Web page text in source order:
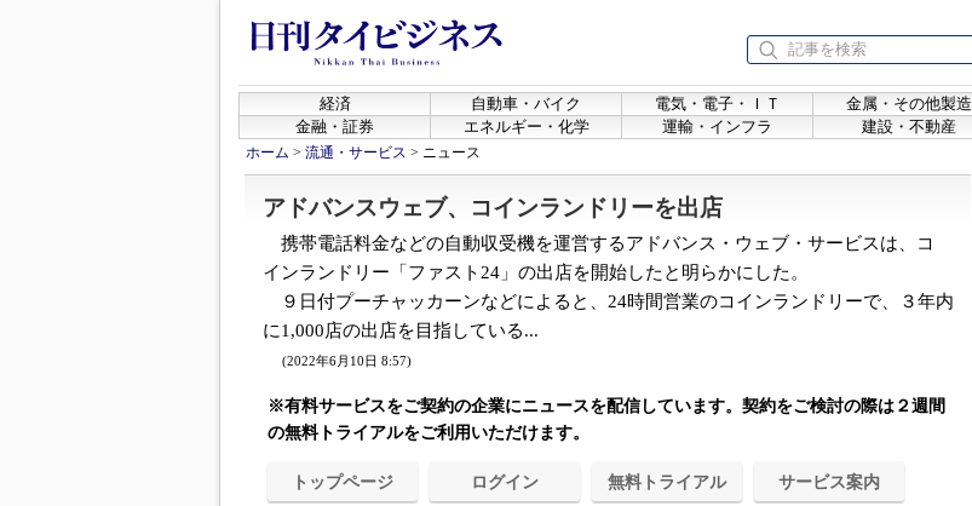
経済 自動車・バイク 電気・電子・ＩＴ 金属・その他製造
金融・証券
エネルギー・化学 運輸・インフラ 建設・不動産
ホーム > 流通・サービス > ニュース
アドバンスウェブ、コインランドリーを出店
携帯電話料金などの自動収受機を運営するアドバンス・ウェブ・サービスは、コ
インランドリー「ファスト24」の出店を開始したと明らかにした。
９日付プーチャッカーンなどによると、24時間営業のコインランドリーで、３年内
に1,000店の出店を目指している...
(2022年6月10日 8:57)
※有料サービスをご契約の企業にニュースを配信しています。契約をご検討の際は２週間
の無料トライアルをご利用いただけます。
トップページ ログイン 無料トライアル サービス案内